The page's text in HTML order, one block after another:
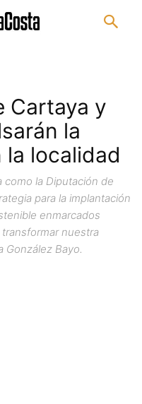
Cartaya y
la
localidad
como la Diputación de
para la implantación
enmarcados
nuestra
González Bayo.